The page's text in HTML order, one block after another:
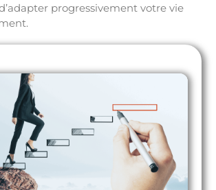
progressivement votre vie